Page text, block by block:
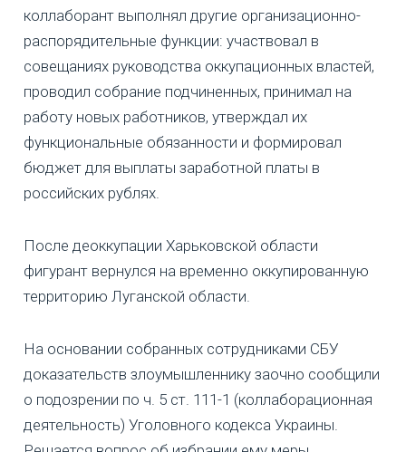
коллаборант выполнял другие организационно-
распорядительные функции: участвовал в
совещаниях руководства оккупационных властей,
проводил собрание подчиненных, принимал на
работу новых работников, утверждал их
функциональные обязанности и формировал
бюджет для выплаты заработной платы в
российских рублях.
После деоккупации Харьковской области
фигурант вернулся на временно оккупированную
территорию Луганской области.
На основании собранных сотрудниками СБУ
доказательств злоумышленнику заочно сообщили
о подозрении по ч. 5 ст. 111-1 (коллаборационная
деятельность) Уголовного кодекса Украины.